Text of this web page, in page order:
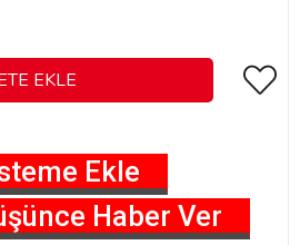
Ekle
Haber Ver